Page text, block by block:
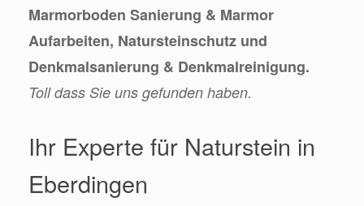
Marmorboden Sanierung & Marmor
Aufarbeiten, Natursteinschutz und
Denkmalsanierung & Denkmalreinigung.
Toll dass Sie uns gefunden haben.
Ihr Experte für Naturstein in
Eberdingen